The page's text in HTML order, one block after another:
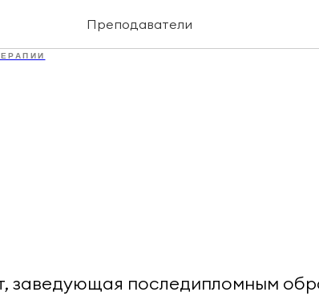
Преподаватели
Виктория
заведующая последипломным